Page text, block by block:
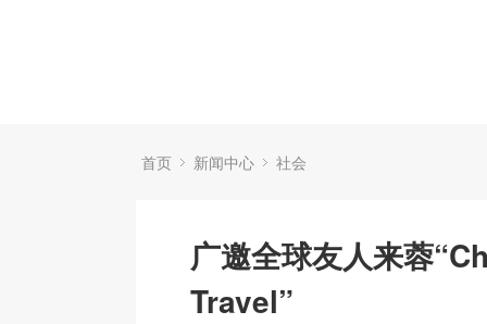
首页 新闻中心 社会
广邀全球友人来蓉
Travel”